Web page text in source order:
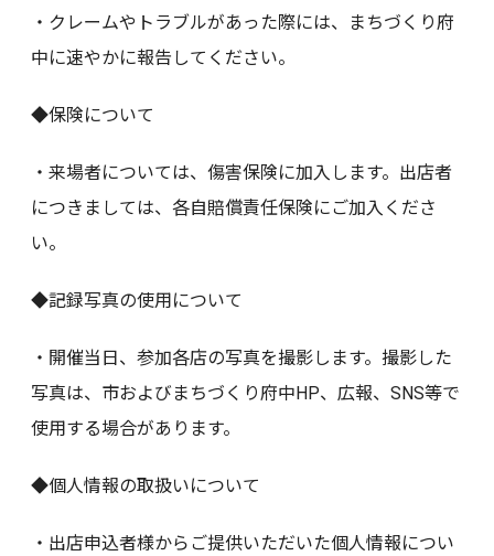
・クレームやトラブルがあった際には、まちづくり府
中に速やかに報告してください。
◆保険について
・来場者については、傷害保険に加入します。出店者
につきましては、各自賠償責任保険にご加入くださ
い。
◆記録写真の使用について
・開催当日、参加各店の写真を撮影します。撮影した
写真は、市およびまちづくり府中HP、広報、SNS等で
使用する場合があります。
◆個人情報の取扱いについて
・出店申込者様からご提供いただいた個人情報につい